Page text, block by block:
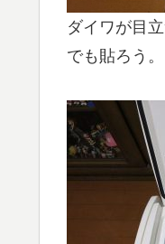
ダイワが目
でも貼ろう。